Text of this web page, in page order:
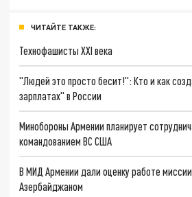
ЧИТАЙТЕ ТАКЖЕ:
Технофашисты XXI века
"Людей это просто бесит!": Кто и как
зарплатах" в России
Минобороны Армении планирует
командованием ВС США
В МИД Армении дали оценку работе миссии
Азербайджаном